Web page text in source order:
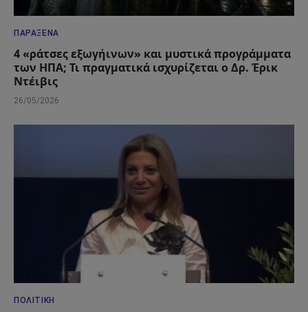
ΠΑΡΆΞΕΝΑ
4 «ράτσες εξωγήινων» και μυστικά προγράμματα
των ΗΠΑ; Τι πραγματικά ισχυρίζεται ο Δρ. Έρικ
Ντέιβις
26/05/2026
ΠΟΛΙΤΙΚΉ